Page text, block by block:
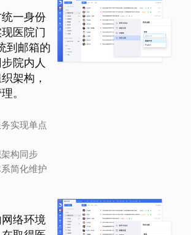
一身份
医院门
到邮箱的
院内人
架构，
。
实现单点
构同步
简化维护
络环境